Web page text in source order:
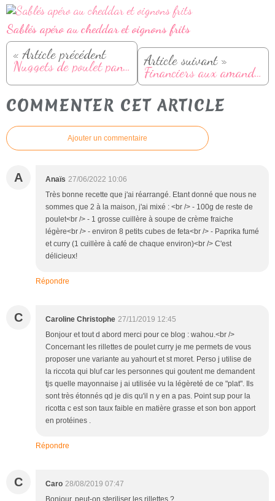
Sablés apéro au cheddar et oignons frits
« Article précédent
Nuggets de poulet panés aux curly Article suivant »
Financiers aux amandes
COMMENTER CET ARTICLE
Ajouter un commentaire
A Anaïs 27/06/2022 10:06
Très bonne recette que j'ai réarrangé. Etant donné que nous ne
sommes que 2 à la maison, j'ai mixé : <br /> - 100g de reste de
poulet<br /> - 1 grosse cuillère à soupe de crème fraiche
légère<br /> - environ 8 petits cubes de feta<br /> - Paprika fumé
et curry (1 cuillère à café de chaque environ)<br /> C'est
délicieux!
Répondre
C Caroline Christophe 27/11/2019 12:45
Bonjour et tout d abord merci pour ce blog : wahou.<br />
Concernant les rillettes de poulet curry je me permets de vous
proposer une variante au yahourt et st moret. Perso j utilise de
la riccota qui bluf car les personnes qui goutent me demandent
tjs quelle mayonnaise j ai utilisée vu la légèreté de ce "plat". Ils
sont très étonnés qd je dis qu'il n y en a pas. Point sup pour la
ricotta c est son taux faible en matière grasse et son bon apport
en protéines .
Répondre
C Caro 28/08/2019 07:47